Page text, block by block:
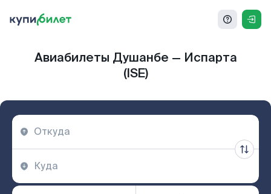
Авиабилеты Душанбе — Испарта
(ISE)